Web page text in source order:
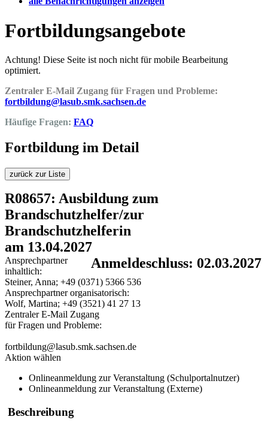
Fortbildungsangebote
Achtung! Diese Seite ist noch nicht für mobile Bearbeitung
optimiert.
Zentraler E-Mail Zugang für Fragen und Probleme:
fortbildung@lasub.smk.sachsen.de
Häufige Fragen: FAQ
Fortbildung im Detail
zurück zur Liste
R08657: Ausbildung zum
Brandschutzhelfer/zur
Brandschutzhelferin
am 13.04.2027
Anmeldeschluss: 02.03.2027
Ansprechpartner
inhaltlich:
Steiner, Anna; +49 (0371) 5366 536
Ansprechpartner organisatorisch:
Wolf, Martina; +49 (3521) 41 27 13
Zentraler E-Mail Zugang
für Fragen und Probleme:
fortbildung@lasub.smk.sachsen.de
Aktion wählen
Onlineanmeldung zur Veranstaltung (Schulportalnutzer)
Onlineanmeldung zur Veranstaltung (Externe)
Beschreibung